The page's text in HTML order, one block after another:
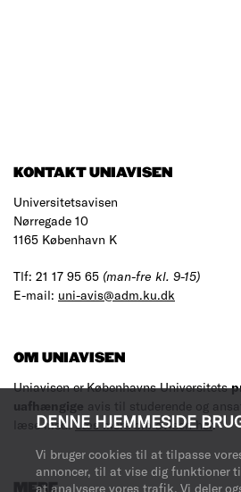
DENNE HJEMMESIDE
Vi bruger cookies til at tilpasse
annoncer, til at vise dig funktioner
at analysere vores trafik. Vi deler
KONTAKT UNIAVISEN
Universitetsavisen
Nørregade 10
1165 København K
Tlf: 21 17 95 65 (man-fre kl. 9-15)
E-mail: uni-avis@adm.ku.dk
OM UNIAVISEN
Uniavisen er Københavns Universitets
uafhængige avis til studerende og
læse med.Læs mere om avisen her.
MERE